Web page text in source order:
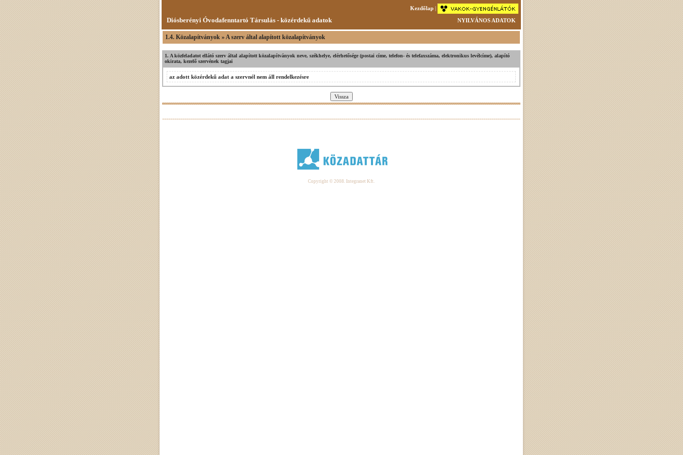
Kezdőlap |
Diósberényi Óvodafenntartó Társulás - közérdekű adatok NYILVÁNOS ADATOK
1.4. Közalapítványok » A szerv által alapított közalapítványok
1. A közfeladatot ellátó szerv által alapított közalapítványok neve, székhelye, elérhetősége (postai címe, telefon- és telefaxszáma, elektronikus levélcíme), alapító
okirata, kezelő szervének tagjai
az adott közérdekű adat a szervnél nem áll rendelkezésre
Copyright © 2008. Integranet Kft.